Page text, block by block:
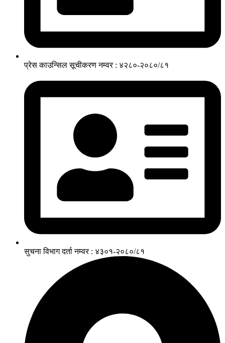
प्रेस काउन्सिल सूचीकरण नम्वर : ४२८०-२०८०/८१
सुचना विभाग दर्ता नम्वर : ४३०१-२०८०/८१